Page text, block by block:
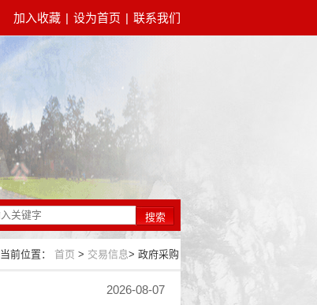
加入收藏 | 设为首页 | 联系我们
搜索
当前位置： 首页 > 交易信息> 政府采购
2026-08-07